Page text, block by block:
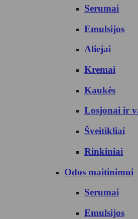
Serumai
Emulsijos
Aliejai
Kremai
Kaukės
Losjonai ir
Šveitikliai
Rinkiniai
Odos maitinimui
Serumai
Emulsijos